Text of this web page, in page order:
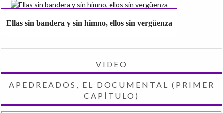
Ellas sin bandera y sin himno, ellos sin vergüenza
VIDEO
APEDREADOS, EL DOCUMENTAL (PRIMER
CAPÍTULO)